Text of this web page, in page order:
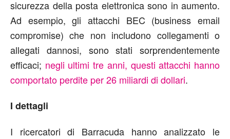
sicurezza della posta elettronica sono in aumento.
Ad esempio, gli attacchi BEC (business email
compromise) che non includono collegamenti o
allegati dannosi, sono stati sorprendentemente
efficaci; negli ultimi tre anni, questi attacchi hanno
comportato perdite per 26 miliardi di dollari.
I dettagli
I ricercatori di Barracuda hanno analizzato le